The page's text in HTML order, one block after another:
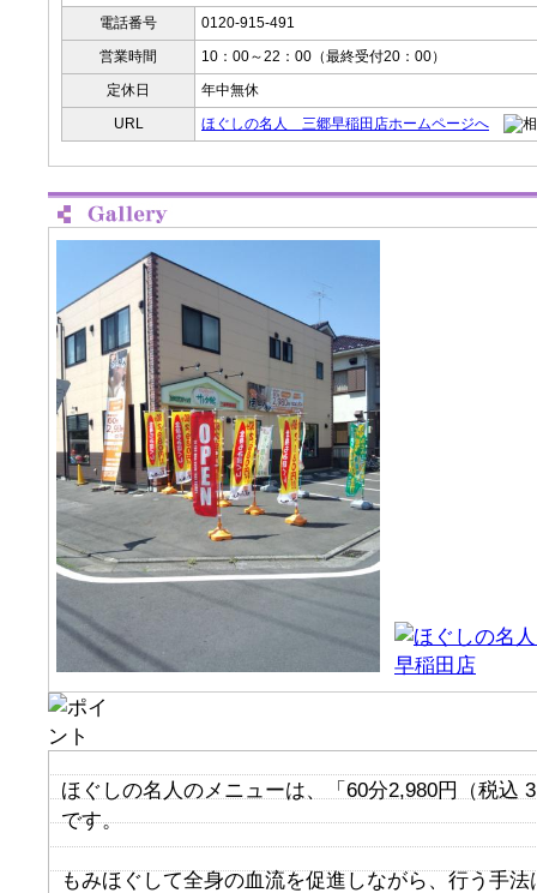
電話番号
0120-915-491
営業時間
10：00～22：00（最終受付20：00）
定休日
年中無休
URL
ほぐしの名人 三郷早稲田店ホームページへ
ほぐしの名人のメニューは、「60分2,980円（税込
です。
もみほぐして全身の血流を促進しながら、行う手